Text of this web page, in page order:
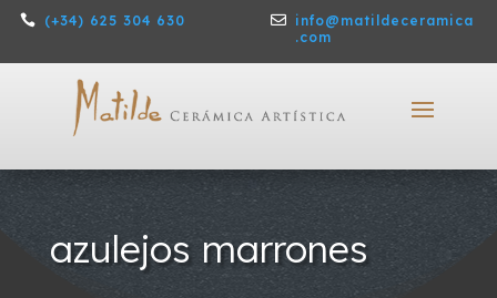
 (+34) 625 304 630 
info@matildeceramica
.com
azulejos marrones